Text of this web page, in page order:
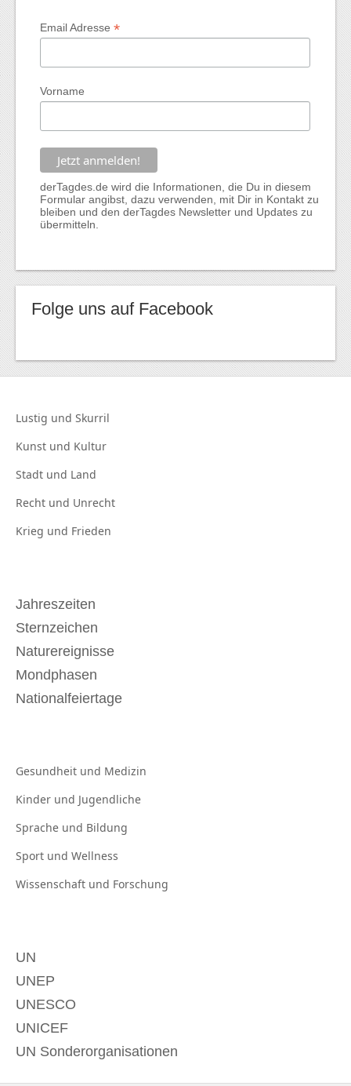
Email Adresse*
Vorname
derTagdes.de wird die Informationen, die Du in diesem
Formular angibst, dazu verwenden, mit Dir in Kontakt zu
bleiben und den derTagdes Newsletter und Updates zu
übermitteln.
Folge uns auf Facebook
Lustig und Skurril
Kunst und Kultur
Stadt und Land
Recht und Unrecht
Krieg und Frieden
Jahreszeiten
Sternzeichen
Naturereignisse
Mondphasen
Nationalfeiertage
Gesundheit und Medizin
Kinder und Jugendliche
Sprache und Bildung
Sport und Wellness
Wissenschaft und Forschung
UN
UNEP
UNESCO
UNICEF
UN Sonderorganisationen